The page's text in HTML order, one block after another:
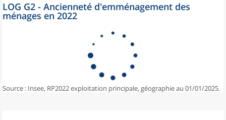
LOG G2 - Ancienneté d'emménagement des
ménages en 2022
Source : Insee, RP2022 exploitation principale, géographie au 01/01/2025.